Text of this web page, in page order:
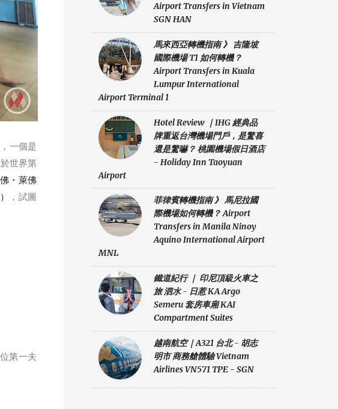
一個是
世界第
・萊佛
，試圖
第一夫
Airport Transfers in Vietnam
SGN HAN
馬來西亞轉機指南 》 吉隆坡
國際機場 T1 如何轉機？
Airport Transfers in Kuala
Lumpur International
Airport Terminal 1
Hotel Review ｜IHG 經典品
牌重返台灣機場門戶，是驚喜
還是驚嚇？ 桃園機場假日酒店
- Holiday Inn Taoyuan
Airport
菲律賓轉機指南 》 馬尼拉國
際機場如何轉機？ Airport
Transfers in Manila Ninoy
Aquino International Airport
MNL
鐵道紀行 ｜ 印尼頂級火車之
旅 泗水 - 日惹 KA Argo
Semeru 套房車廂 KAI
Compartment Suites
越南航空｜A321 台北 - 胡志
明市 商務艙體驗 Vietnam
Airlines VN571 TPE - SGN